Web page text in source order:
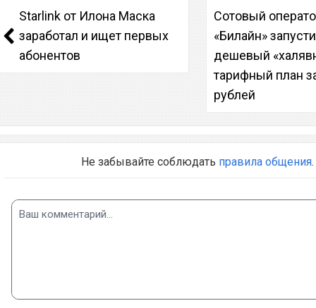
Starlink от Илона Маска
заработал и ищет первых
абонентов
Сотовый
«Билайн»
дешевый
тарифный план
рублей
Не забывайте соблюдать правила общения.